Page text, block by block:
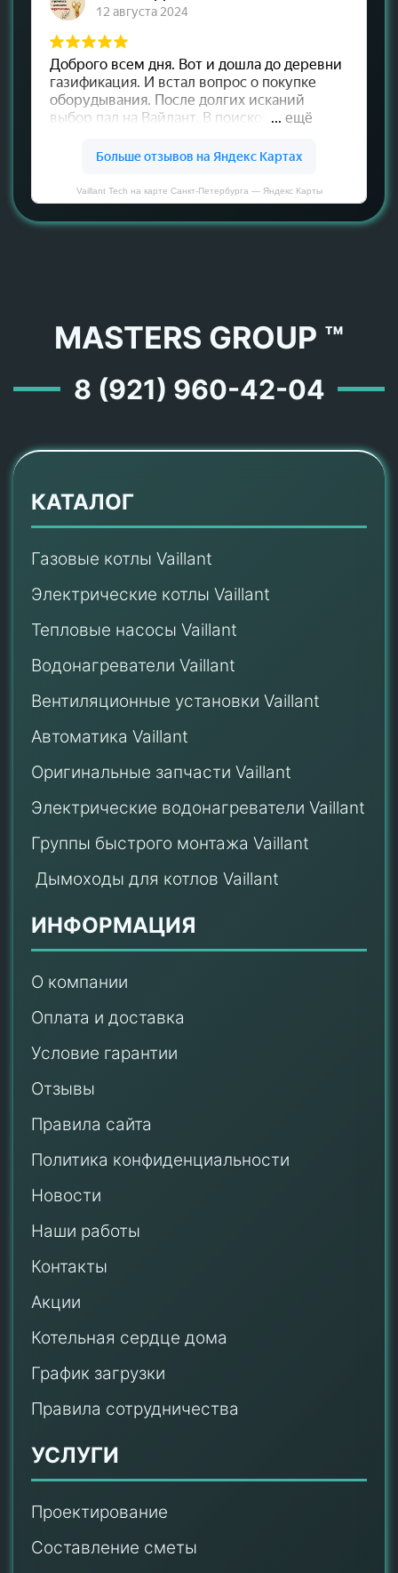
Vaillant Tech на карте Санкт‑Петербурга — Яндекс Карты
MASTERS GROUP ™
8 (921) 960-42-04
КАТАЛОГ
Газовые котлы Vaillant
Электрические котлы Vaillant
Тепловые насосы Vaillant
Водонагреватели Vaillant
Вентиляционные установки Vaillant
Автоматика Vaillant
Оригинальные запчасти Vaillant
Электрические водонагреватели Vaillant
Группы быстрого монтажа Vaillant
Дымоходы для котлов Vaillant
ИНФОРМАЦИЯ
О компании
Оплата и доставка
Условие гарантии
Отзывы
Правила сайта
Политика конфиденциальности
Новости
Наши работы
Контакты
Акции
Котельная сердце дома
График загрузки
Правила сотрудничества
УСЛУГИ
Проектирование
Составление сметы